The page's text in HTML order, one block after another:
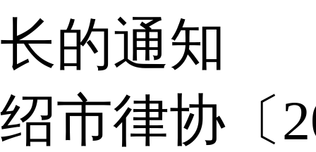
长的通知
绍市律协〔